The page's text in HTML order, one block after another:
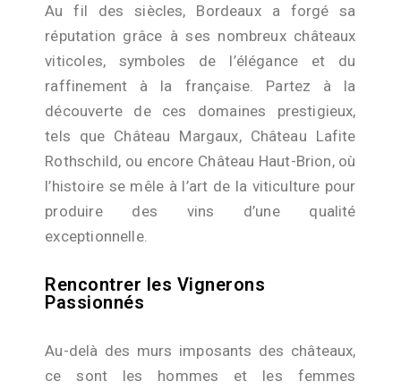
Au fil des siècles, Bordeaux a forgé sa
réputation grâce à ses nombreux châteaux
viticoles, symboles de l’élégance et du
raffinement à la française. Partez à la
découverte de ces domaines prestigieux,
tels que Château Margaux, Château Lafite
Rothschild, ou encore Château Haut-Brion, où
l’histoire se mêle à l’art de la viticulture pour
produire des vins d’une qualité
exceptionnelle.
Rencontrer les Vignerons
Passionnés
Au-delà des murs imposants des châteaux,
ce sont les hommes et les femmes